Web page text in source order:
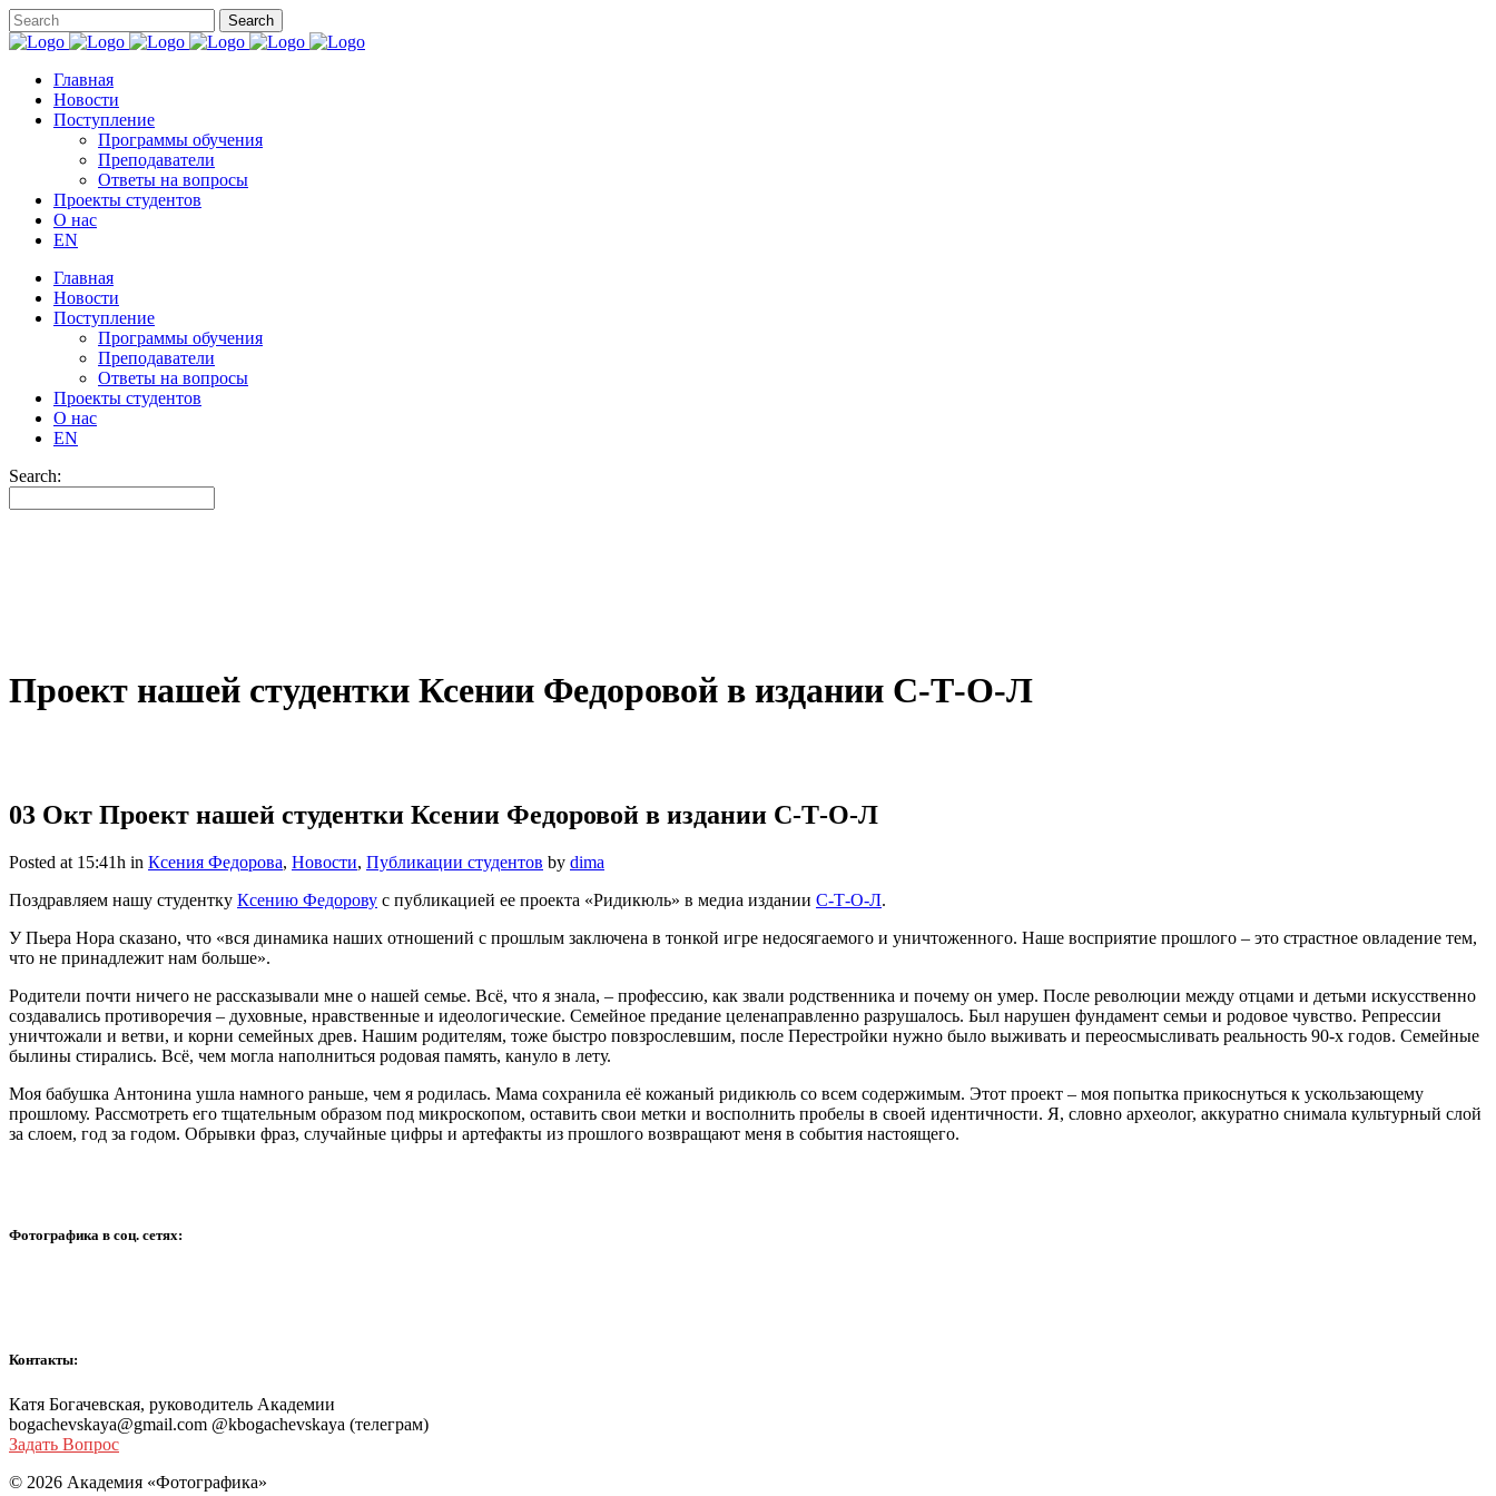
Главная
Новости
Поступление
Программы обучения
Преподаватели
Ответы на вопросы
Проекты студентов
О нас
EN
Главная
Новости
Поступление
Программы обучения
Преподаватели
Ответы на вопросы
Проекты студентов
О нас
EN
Search:
Проект нашей студентки Ксении Федоровой в издании С-Т-О-Л
03 Окт Проект нашей студентки Ксении Федоровой в издании С-Т-О-Л
Posted at 15:41h in Ксения Федорова, Новости, Публикации студентов by dima
Поздравляем нашу студентку Ксению Федорову с публикацией ее проекта «Ридикюль» в медиа издании С-Т-О-Л.
У Пьера Нора сказано, что «вся динамика наших отношений с прошлым заключена в тонкой игре недосягаемого и уничтоженного. Наше восприятие прошлого – это страстное овладение тем,
что не принадлежит нам больше».
Родители почти ничего не рассказывали мне о нашей семье. Всё, что я знала, – профессию, как звали родственника и почему он умер. После революции между отцами и детьми искусственно
создавались противоречия – духовные, нравственные и идеологические. Семейное предание целенаправленно разрушалось. Был нарушен фундамент семьи и родовое чувство. Репрессии
уничтожали и ветви, и корни семейных древ. Нашим родителям, тоже быстро повзрослевшим, после Перестройки нужно было выживать и переосмысливать реальность 90-х годов. Семейные
былины стирались. Всё, чем могла наполниться родовая память, кануло в лету.
Моя бабушка Антонина ушла намного раньше, чем я родилась. Мама сохранила её кожаный ридикюль со всем содержимым. Этот проект – моя попытка прикоснуться к ускользающему
прошлому. Рассмотреть его тщательным образом под микроскопом, оставить свои метки и восполнить пробелы в своей идентичности. Я, словно археолог, аккуратно снимала культурный слой
за слоем, год за годом. Обрывки фраз, случайные цифры и артефакты из прошлого возвращают меня в события настоящего.
Фотографика в соц. сетях:
Контакты:
Катя Богачевская, руководитель Академии
bogachevskaya@gmail.com @kbogachevskaya (телеграм)
Задать Вопрос
© 2026 Академия «Фотографика»